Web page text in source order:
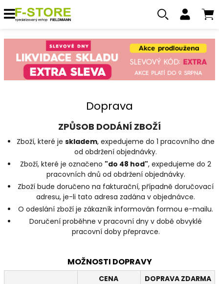
Doprava
ZPŮSOB DODÁNÍ ZBOŽÍ
Zboží, které je skladem, expedujeme do 1 pracovního dne
od obdržení objednávky.
Zboží, které je označeno "do 48 hod", expedujeme do 2
pracovních dnů od obdržení objednávky.
Zboží bude doručeno na fakturační, případně doručovací
adresu, je-li tato adresa zadána v objednávce.
O odeslání zboží je zákazník informován formou e-mailu.
Doručení proběhne v pracovní dny v době obvyklé
pracovní doby přepravce.
MOŽNOSTI DOPRAVY
CENA DOPRAVA ZDARMA